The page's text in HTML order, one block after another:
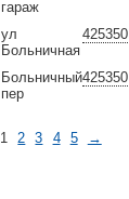
гараж
425350
ул
Больничная
425350
Больничный
пер
1 2 3 4 5 →